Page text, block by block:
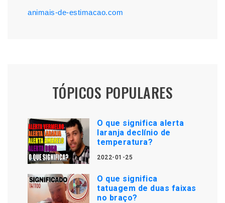
animais-de-estimacao.com
TÓPICOS POPULARES
O que significa alerta
laranja declínio de
temperatura?
2022-01-25
O que significa
tatuagem de duas faixas
no braço?